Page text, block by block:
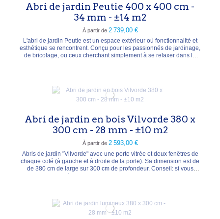
Abri de jardin Peutie 400 x 400 cm -
34 mm - ±14 m2
À partir de 2 739,00 €
L'abri de jardin Peutie est un espace extérieur où fonctionnalité et
esthétique se rencontrent. Conçu pour les passionnés de jardinage,
de bricolage, ou ceux cherchant simplement à se relaxer dans la
Abri de jardin en bois Vilvorde 380 x
300 cm - 28 mm - ±10 m2
À partir de 2 593,00 €
Abris de jardin "Vilvorde" avec une porte vitrée et deux fenêtres de
chaque coté (à gauche et à droite de la porte). Sa dimension est de
de 380 cm de large sur 300 cm de profondeur. Conseil: si vous
utilisez des profilés de panneaux toiture, nous vous conseillons de